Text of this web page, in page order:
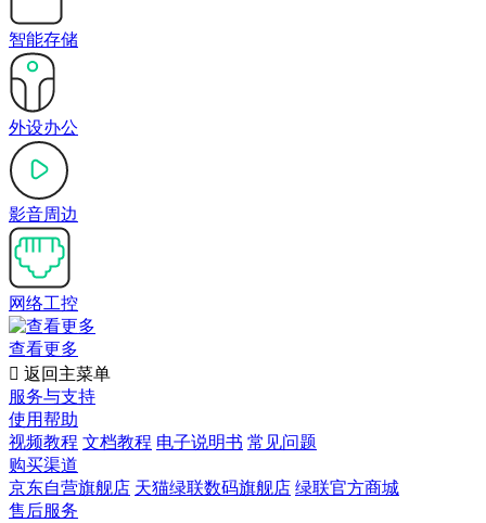
智能存储
外设办公
影音周边
网络工控
查看更多
 返回主菜单
服务与支持
使用帮助
视频教程 文档教程 电子说明书 常见问题
购买渠道
京东自营旗舰店 天猫绿联数码旗舰店 绿联官方商城
售后服务